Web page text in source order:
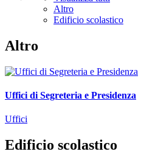
Altro
Edificio scolastico
Altro
Uffici di Segreteria e Presidenza
Uffici
Edificio scolastico